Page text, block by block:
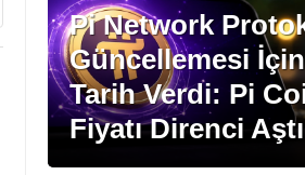
Pi Network
Güncellemesi İçin
Tarih Verdi: Pi
Fiyatı Direnci Aştı